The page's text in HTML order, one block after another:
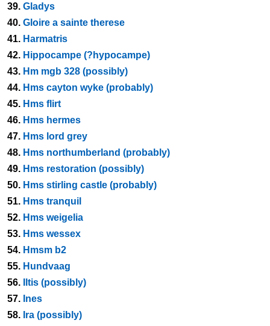
39. Gladys
40. Gloire a sainte therese
41. Harmatris
42. Hippocampe (?hypocampe)
43. Hm mgb 328 (possibly)
44. Hms cayton wyke (probably)
45. Hms flirt
46. Hms hermes
47. Hms lord grey
48. Hms northumberland (probably)
49. Hms restoration (possibly)
50. Hms stirling castle (probably)
51. Hms tranquil
52. Hms weigelia
53. Hms wessex
54. Hmsm b2
55. Hundvaag
56.
Iltis (possibly)
57. Ines
58. Ira (possibly)